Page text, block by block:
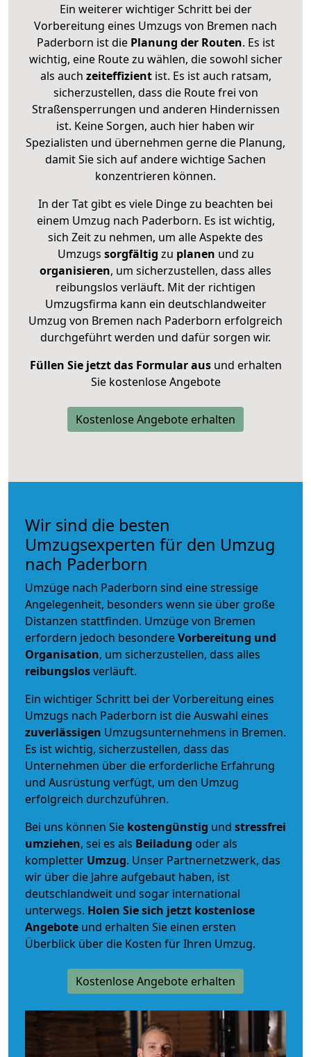
Ein weiterer wichtiger Schritt bei der
Vorbereitung eines Umzugs von Bremen nach
Paderborn ist diePlanung der Routen. Es ist
wichtig, eine Route zu wählen, die sowohl sicher
als auch zeiteffizientist. Es ist auch ratsam,
sicherzustellen, dass die Route frei von
Straßensperrungen und anderen Hindernissen
ist. Keine Sorgen, auch hier haben wir
Spezialisten und übernehmen gerne die Planung,
damit Sie sich auf andere wichtige Sachen
konzentrieren können.
In der Tat gibt es viele Dinge zu beachten bei
einem Umzug nach Paderborn. Es ist wichtig,
sich Zeit zu nehmen, um alle Aspekte des
Umzugs sorgfältig zu planen und zu
organisieren, um sicherzustellen, dass alles
reibungslos verläuft. Mit der richtigen
Umzugsfirma kann ein deutschlandweiter
Umzug von Bremen nach Paderborn erfolgreich
durchgeführt werden und dafür sorgen wir.
Füllen Sie jetzt das Formular ausund erhalten
Sie kostenlose Angebote
Kostenlose Angebote erhalten
Wir sind die besten
Umzugsexperten für den Umzug
nach Paderborn
Umzüge nach Paderborn sind eine stressige
Angelegenheit, besonders wenn sie über große
Distanzen stattfinden. Umzüge von Bremen
erfordern jedoch besondereVorbereitung und
Organisation, um sicherzustellen, dass alles
reibungslosverläuft.
Ein wichtiger Schritt bei der Vorbereitung eines
Umzugs nach Paderborn ist die Auswahl eines
zuverlässigen Umzugsunternehmens in Bremen.
Es ist wichtig, sicherzustellen, dass das
Unternehmen über die erforderliche Erfahrung
und Ausrüstung verfügt, um den Umzug
erfolgreich durchzuführen.
Bei uns können Sie kostengünstig und stressfrei
umziehen, sei es als Beiladung oder als
kompletter Umzug. Unser Partnernetzwerk, das
wir über die Jahre aufgebaut haben, ist
deutschlandweit und sogar international
unterwegs. Holen Sie sich jetzt kostenlose
Angebote und erhalten Sie einen ersten
Überblick über die Kosten für Ihren Umzug.
Kostenlose Angebote erhalten